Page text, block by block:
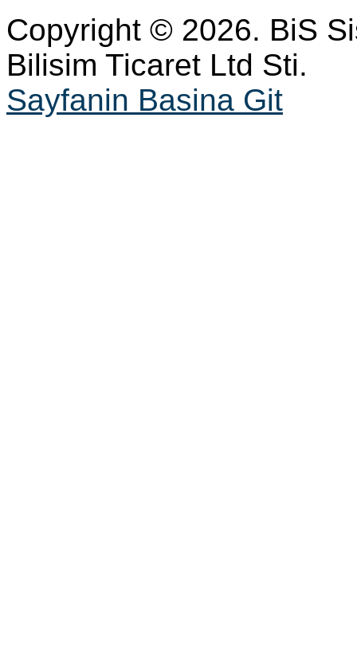
Copyright © 2026. BiS
Bilisim Ticaret Ltd Sti.
Sayfanin Basina Git